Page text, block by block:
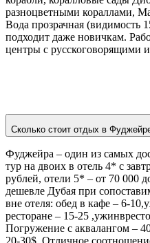
разноцветными кораллами,
Вода прозрачная (видимость
подходит даже новичкам.
центры с русскоговорящими
Сколько стоит отдых в
Фуджейра – один из самых
тур на двоих в отель 4* с
рублей, отели 5* – от 70 000
дешевле Дубая при
вне отеля: обед в кафе – 6-
ресторане – 15-25
Погружение с аквалангом –
20-30$. Отличное